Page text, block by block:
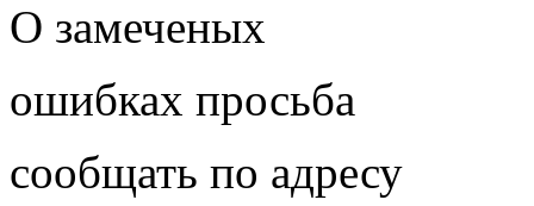
О замеченых
ошибках просьба
сообщать по адресу